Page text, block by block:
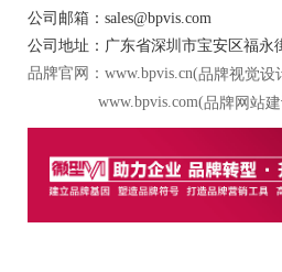
公司邮箱：sales@bpvis.com
公司地址：广东省深圳市宝安区福永
品牌官网：www.bpvis.cn(品牌视觉设
www.bpvis.com(品牌网站